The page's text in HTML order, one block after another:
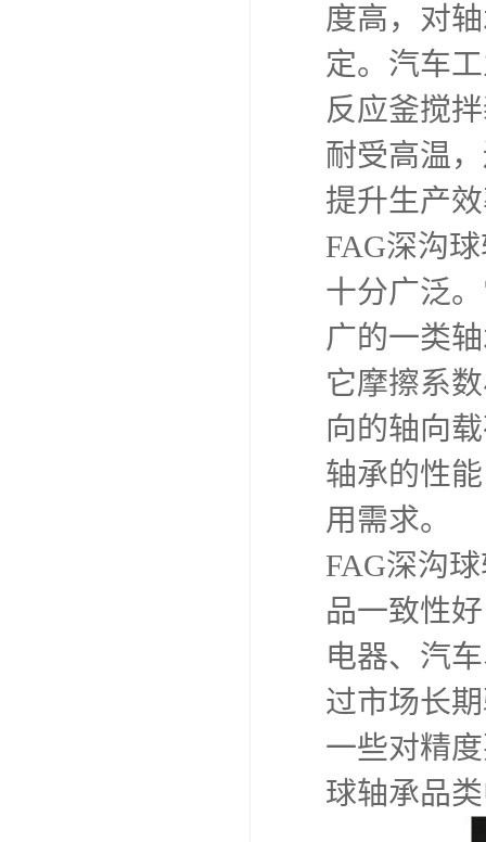
度高，对
定。汽车
反应釜搅
耐受高温
提升生产
FAG深沟
十分广泛
广的一类
它摩擦系
向的轴向
轴承的性
用需求。
FAG深沟
品一致性
电器、汽
过市场长
一些对精
球轴承品